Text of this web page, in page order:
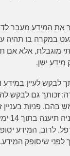
את המידע מעבר
במקרה בו תהיה
מוגבלת, אלא
מידע ישן.
לבקש לעיין
זכותך גם לבקש
פניות בעניין
פניה
לרוב, המידע
לפני שיסופק המידע.